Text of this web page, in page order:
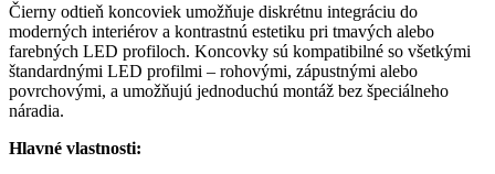
Čierny odtieň koncoviek umožňuje diskrétnu integráciu do
moderných interiérov a kontrastnú estetiku pri tmavých alebo
farebných LED profiloch. Koncovky sú kompatibilné so všetkými
štandardnými LED profilmi – rohovými, zápustnými alebo
povrchovými, a umožňujú jednoduchú montáž bez špeciálneho
náradia.
Hlavné vlastnosti: